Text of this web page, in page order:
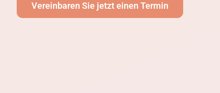
Vereinbaren Sie jetzt einen Termin